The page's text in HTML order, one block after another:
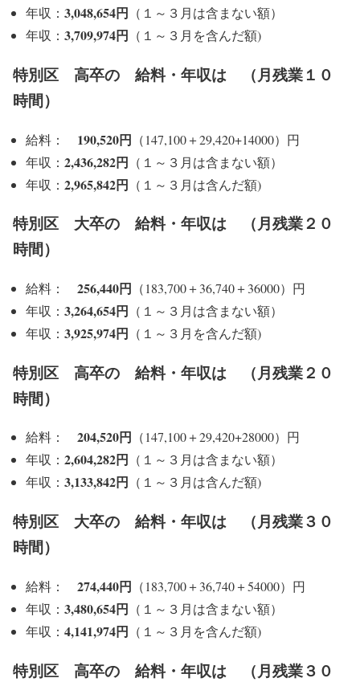
年収： 3,048,654円 （１～３月は含まない額）
年収： 3,709,974円 （１～３月を含んだ額)
特別区 高卒の 給料・年収は （月残業１０
時間）
給料： 190,520円 （147,100＋29,420+14000）円
年収： 2,436,282円 （１～３月は含まない額）
年収： 2,965,842円 （１～３月は含んだ額)
特別区 大卒の 給料・年収は （月残業２０
時間）
給料： 256,440円 （183,700＋36,740＋36000）円
年収： 3,264,654円 （１～３月は含まない額）
年収： 3,925,974円 （１～３月を含んだ額)
特別区 高卒の 給料・年収は （月残業２０
時間）
給料： 204,520円 （147,100＋29,420+28000）円
年収： 2,604,282円 （１～３月は含まない額）
年収： 3,133,842円 （１～３月は含んだ額)
特別区 大卒の 給料・年収は （月残業３０
時間）
給料： 274,440円 （183,700＋36,740＋54000）円
年収： 3,480,654円 （１～３月は含まない額）
年収： 4,141,974円 （１～３月を含んだ額)
特別区 高卒の 給料・年収は （月残業３０